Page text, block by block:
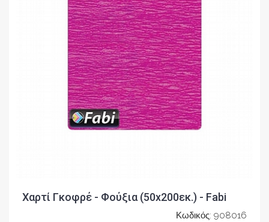
Χαρτί Γκοφρέ - Φούξια (50x200εκ.) - Fabi
Κωδικός: 908016